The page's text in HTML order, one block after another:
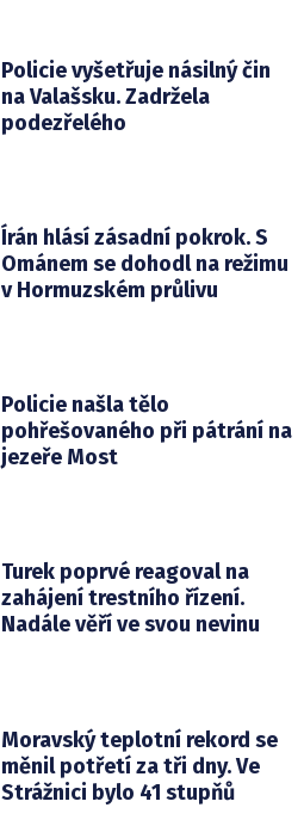
Policie vyšetřuje násilný čin
na Valašsku. Zadržela
podezřelého
Írán hlásí zásadní pokrok. S
Ománem se dohodl na režimu
v Hormuzském průlivu
Policie našla tělo
pohřešovaného při pátrání na
jezeře Most
Turek poprvé reagoval na
zahájení trestního řízení.
Nadále věří ve svou nevinu
Moravský teplotní rekord se
měnil potřetí za tři dny. Ve
Strážnici bylo 41 stupňů